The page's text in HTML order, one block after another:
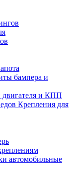
бампера и
и КПП
Крепления для
автомобильные